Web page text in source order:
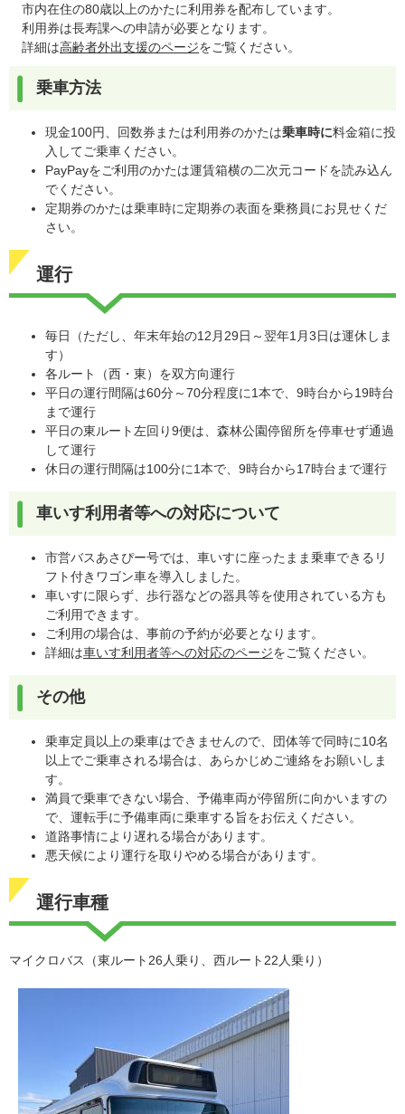
市内在住の80歳以上のかたに利用券を配布しています。
利用券は長寿課への申請が必要となります。
詳細は高齢者外出支援のページをご覧ください。
乗車方法
現金100円、回数券または利用券のかたは乗車時に料金箱に投
入してご乗車ください。
PayPayをご利用のかたは運賃箱横の二次元コードを読み込ん
でください。
定期券のかたは乗車時に定期券の表面を乗務員にお見せくだ
さい。
運行
毎日（ただし、年末年始の12月29日～翌年1月3日は運休しま
す）
各ルート（西・東）を双方向運行
平日の運行間隔は60分～70分程度に1本で、9時台から19時台
まで運行
平日の東ルート左回り9便は、森林公園停留所を停車せず通過
して運行
休日の運行間隔は100分に1本で、9時台から17時台まで運行
車いす利用者等への対応について
市営バスあさぴー号では、車いすに座ったまま乗車できるリ
フト付きワゴン車を導入しました。
車いすに限らず、歩行器などの器具等を使用されている方も
ご利用できます。
ご利用の場合は、事前の予約が必要となります。
詳細は車いす利用者等への対応のページをご覧ください。
その他
乗車定員以上の乗車はできませんので、団体等で同時に10名
以上でご乗車される場合は、あらかじめご連絡をお願いしま
す。
満員で乗車できない場合、予備車両が停留所に向かいますの
で、運転手に予備車両に乗車する旨をお伝えください。
道路事情により遅れる場合があります。
悪天候により運行を取りやめる場合があります。
運行車種
マイクロバス（東ルート26人乗り、西ルート22人乗り）